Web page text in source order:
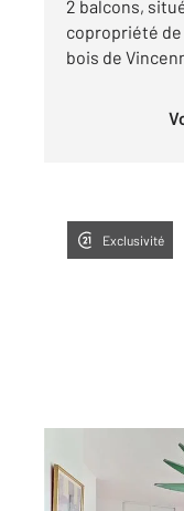
2 balcons,
copropriété
bois de
Exclusivité
NOGENT SUR
103,98 m
, 5
Ref : 1502